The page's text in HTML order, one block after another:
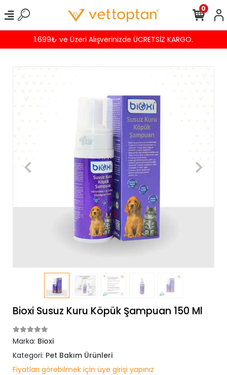
1.699₺ ve Üzeri Alışverinizde ÜCRETSİZ KARGO.
0
Bioxi Susuz Kuru Köpük Şampuan 150 Ml
Marka: Bioxi
Kategori: Pet Bakım Ürünleri
Fiyatları görebilmek için üye girişi yapınız